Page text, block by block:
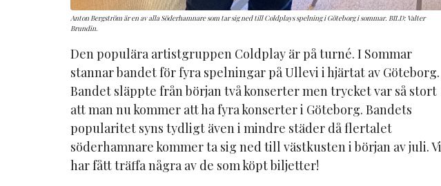
Anton Bergström är en av alla Söderhamnare som tar sig ned till Coldplays spelning i Göteborg i sommar. BILD: Valter
Brundin.
Den populära artistgruppen Coldplay är på turné. I Sommar
stannar bandet för fyra spelningar på Ullevi i hjärtat av Göteborg.
Bandet släppte från början två konserter men trycket var så stort
att man nu kommer att ha fyra konserter i Göteborg. Bandets
popularitet syns tydligt även i mindre städer då flertalet
söderhamnare kommer ta sig ned till västkusten i början av juli. Vi
har fått träffa några av de som köpt biljetter!